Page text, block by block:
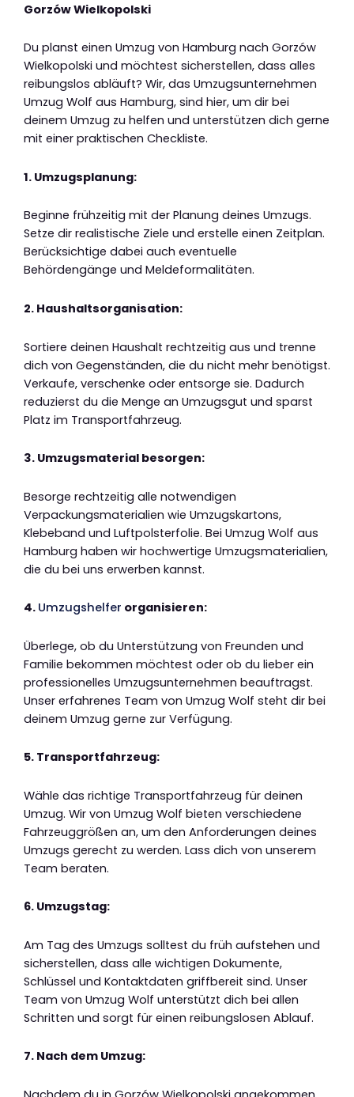
Gorzów Wielkopolski
Du planst einen Umzug von Hamburg nach Gorzów
Wielkopolski und möchtest sicherstellen, dass alles
reibungslos abläuft? Wir, das Umzugsunternehmen
Umzug Wolf aus Hamburg, sind hier, um dir bei
deinem Umzug zu helfen und unterstützen dich gerne
mit einer praktischen Checkliste.
1. Umzugsplanung:
Beginne frühzeitig mit der Planung deines Umzugs.
Setze dir realistische Ziele und erstelle einen Zeitplan.
Berücksichtige dabei auch eventuelle
Behördengänge und Meldeformalitäten.
2. Haushaltsorganisation:
Sortiere deinen Haushalt rechtzeitig aus und trenne
dich von Gegenständen, die du nicht mehr benötigst.
Verkaufe, verschenke oder entsorge sie. Dadurch
reduzierst du die Menge an Umzugsgut und sparst
Platz im Transportfahrzeug.
3. Umzugsmaterial besorgen:
Besorge rechtzeitig alle notwendigen
Verpackungsmaterialien wie Umzugskartons,
Klebeband und Luftpolsterfolie. Bei Umzug Wolf aus
Hamburg haben wir hochwertige Umzugsmaterialien,
die du bei uns erwerben kannst.
4. Umzugshelfer organisieren:
Überlege, ob du Unterstützung von Freunden und
Familie bekommen möchtest oder ob du lieber ein
professionelles Umzugsunternehmen beauftragst.
Unser erfahrenes Team von Umzug Wolf steht dir bei
deinem Umzug gerne zur Verfügung.
5. Transportfahrzeug:
Wähle das richtige Transportfahrzeug für deinen
Umzug. Wir von Umzug Wolf bieten verschiedene
Fahrzeuggrößen an, um den Anforderungen deines
Umzugs gerecht zu werden. Lass dich von unserem
Team beraten.
6. Umzugstag:
Am Tag des Umzugs solltest du früh aufstehen und
sicherstellen, dass alle wichtigen Dokumente,
Schlüssel und Kontaktdaten griffbereit sind. Unser
Team von Umzug Wolf unterstützt dich bei allen
Schritten und sorgt für einen reibungslosen Ablauf.
7. Nach dem Umzug: